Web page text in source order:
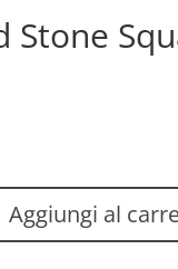
Stone
Aggiungi al